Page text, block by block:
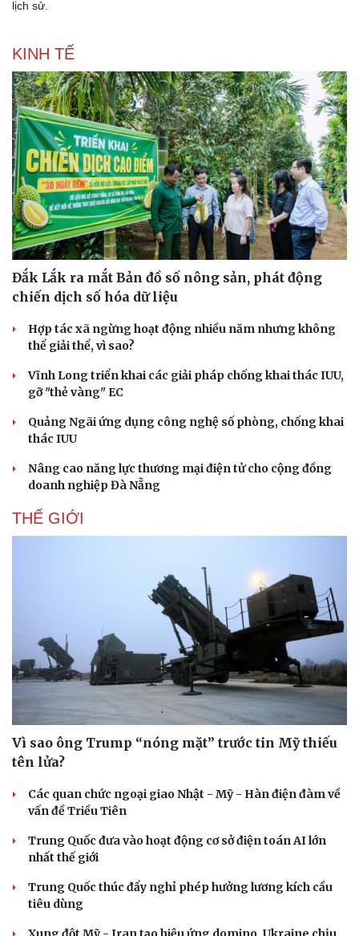
Kinh tế
Bất động sản
Khởi nghiệp
Thị trường
Giá vàng
Tiêu dùng
Tỷ giá
Chứng khoán
Giá cà phê
lịch sử.
KINH TẾ
Đắk Lắk ra mắt Bản đồ số nông sản, phát động
chiến dịch số hóa dữ liệu
Hợp tác xã ngừng hoạt động nhiều năm nhưng không
thể giải thể, vì sao?
Vĩnh Long triển khai các giải pháp chống khai thác IUU,
gỡ "thẻ vàng" EC
Quảng Ngãi ứng dụng công nghệ số phòng, chống khai
thác IUU
Nâng cao năng lực thương mại điện tử cho cộng đồng
doanh nghiệp Đà Nẵng
THẾ GIỚI
Vì sao ông Trump “nóng mặt” trước tin Mỹ thiếu
tên lửa?
Các quan chức ngoại giao Nhật - Mỹ - Hàn điện đàm về
vấn đề Triều Tiên
Trung Quốc đưa vào hoạt động cơ sở điện toán AI lớn
nhất thế giới
Trung Quốc thúc đẩy nghỉ phép hưởng lương kích cầu
tiêu dùng